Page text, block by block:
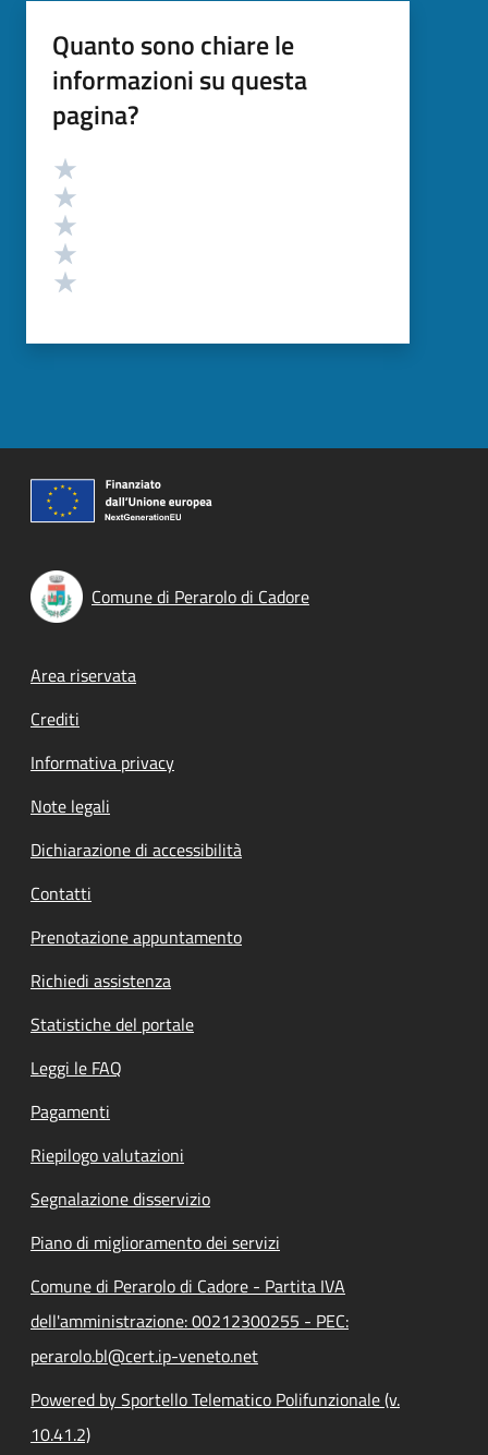
Quanto sono chiare le
informazioni su questa
pagina?
Valutazione
Comune di Perarolo di Cadore
Footer menu
Area riservata
Crediti
Informativa privacy
Note legali
Dichiarazione di accessibilità
Contatti
Prenotazione appuntamento
Richiedi assistenza
Statistiche del portale
Leggi le FAQ
Pagamenti
Riepilogo valutazioni
Segnalazione disservizio
Piano di miglioramento dei servizi
Comune di Perarolo di Cadore - Partita IVA
dell'amministrazione: 00212300255 - PEC:
perarolo.bl@cert.ip-veneto.net
Powered by Sportello Telematico Polifunzionale (v.
10.41.2)